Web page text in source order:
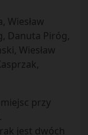
Wiesław
Danuta Piróg,
Wiesław
przy
jest dwóch